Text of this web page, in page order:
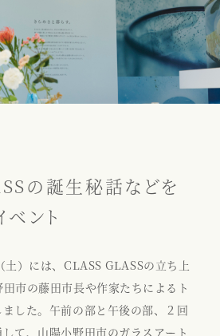
の誕生秘話などを
ベント
）には、CLASS GLASSの立ち上
市の藤田市長や作家たちによるト
した。午前の部と午後の部、２回
て、山陽小野田市のガラスアート